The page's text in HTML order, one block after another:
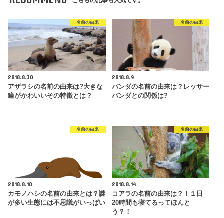
名前の由来
2018.8.30
アザラシの名前の由来は?大きな
瞳がかわいいその特徴とは？
名前の由来
2018.8.9
パンダの名前の由来は？レッサー
パンダとの関係は?
名前の由来
2018.8.10
カモノハシの名前の由来とは？謎
が多い生態には不思議がいっぱい
名前の由来
2018.8.14
コアラの名前の由来は？！１日
20時間も寝てるってほんと
う？！